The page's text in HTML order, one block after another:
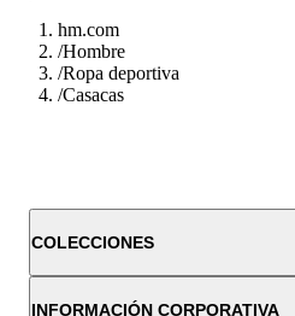
hm.com
/Hombre
/Ropa deportiva
/Casacas
COLECCIONES
INFORMACIÓN CORPORATIVA